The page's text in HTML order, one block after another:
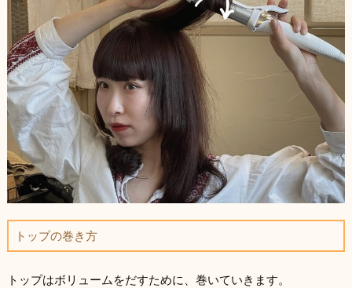
トップの巻き方
トップはボリュームをだすために、巻いていきます。